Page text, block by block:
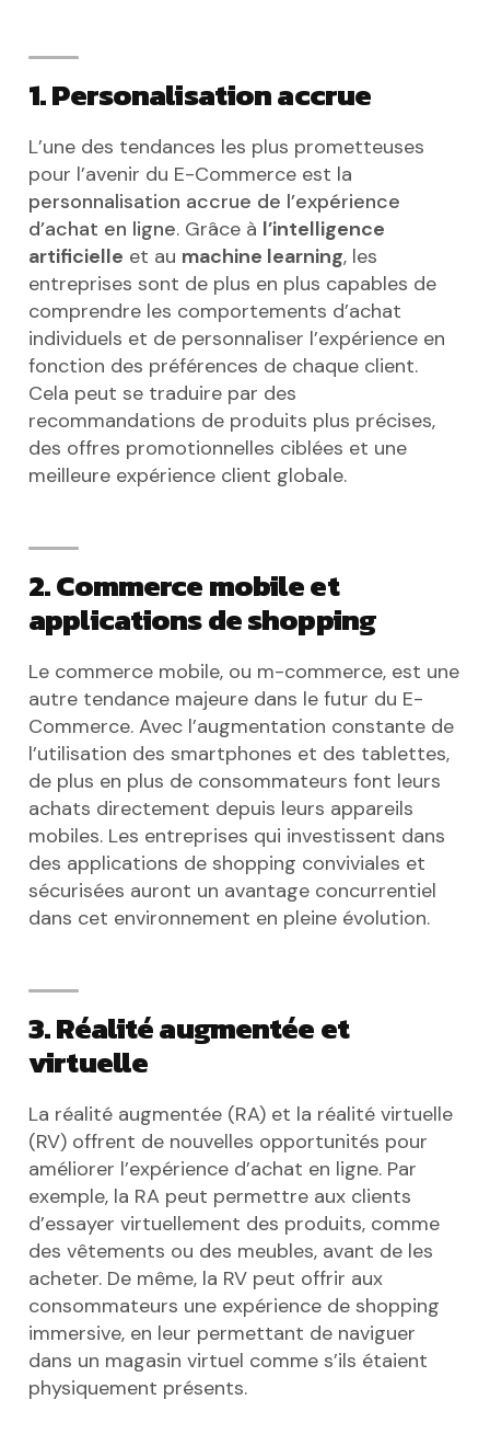
1. Personalisation accrue
L’une des tendances les plus prometteuses
pour l’avenir du E-Commerce est la
personnalisation accrue de l’expérience
d’achat en ligne. Grâce à l’intelligence
artificielle et au machine learning, les
entreprises sont de plus en plus capables de
comprendre les comportements d’achat
individuels et de personnaliser l’expérience en
fonction des préférences de chaque client.
Cela peut se traduire par des
recommandations de produits plus précises,
des offres promotionnelles ciblées et une
meilleure expérience client globale.
2. Commerce mobile et
applications de shopping
Le commerce mobile, ou m-commerce, est une
autre tendance majeure dans le futur du E-
Commerce. Avec l’augmentation constante de
l’utilisation des smartphones et des tablettes,
de plus en plus de consommateurs font leurs
achats directement depuis leurs appareils
mobiles. Les entreprises qui investissent dans
des applications de shopping conviviales et
sécurisées auront un avantage concurrentiel
dans cet environnement en pleine évolution.
3. Réalité augmentée et
virtuelle
La réalité augmentée (RA) et la réalité virtuelle
(RV) offrent de nouvelles opportunités pour
améliorer l’expérience d’achat en ligne. Par
exemple, la RA peut permettre aux clients
d’essayer virtuellement des produits, comme
des vêtements ou des meubles, avant de les
acheter. De même, la RV peut offrir aux
consommateurs une expérience de shopping
immersive, en leur permettant de naviguer
dans un magasin virtuel comme s’ils étaient
physiquement présents.